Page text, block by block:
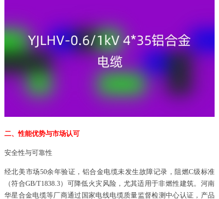
二、性能优势与市场认可
安全性与可靠性
经北美市场50余年验证，铝合金电缆未发生故障记录，阻燃C级标准
（符合GB/T1838.3）可降低火灾风险，尤其适用于非燃性建筑。河南
华星合金电缆等厂商通过国家电线电缆质量监督检测中心认证，产品